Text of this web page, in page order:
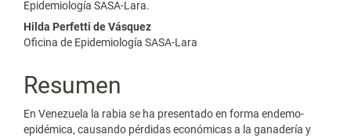
Epidemiología SASA-Lara.
Hilda Perfetti de Vásquez
Oficina de Epidemiología SASA-Lara
Resumen
En Venezuela la rabia se ha presentado en forma endemo-
epidémica, causando pérdidas económicas a la ganadería y